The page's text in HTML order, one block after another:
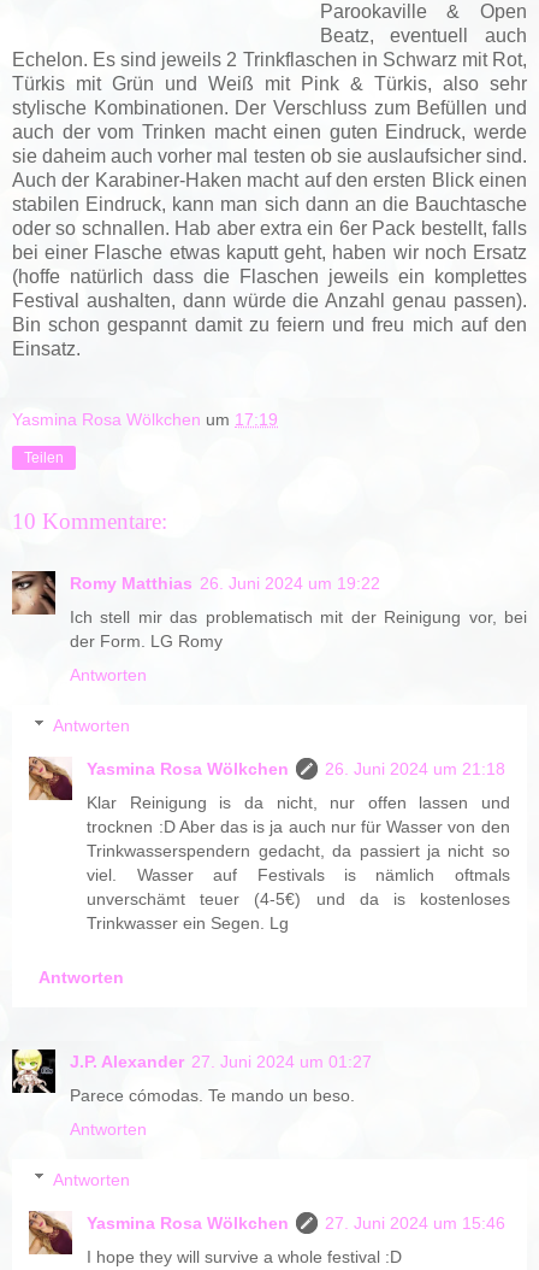
Parookaville & Open
Beatz, eventuell auch
Echelon. Es sind jeweils 2 Trinkflaschen in Schwarz mit Rot,
Türkis mit Grün und Weiß mit Pink & Türkis, also sehr
stylische Kombinationen. Der Verschluss zum Befüllen und
auch der vom Trinken macht einen guten Eindruck, werde
sie daheim auch vorher mal testen ob sie auslaufsicher sind.
Auch der Karabiner-Haken macht auf den ersten Blick einen
stabilen Eindruck, kann man sich dann an die Bauchtasche
oder so schnallen. Hab aber extra ein 6er Pack bestellt, falls
bei einer Flasche etwas kaputt geht, haben wir noch Ersatz
(hoffe natürlich dass die Flaschen jeweils ein komplettes
Festival aushalten, dann würde die Anzahl genau passen).
Bin schon gespannt damit zu feiern und freu mich auf den
Einsatz.
Yasmina Rosa Wölkchen um 17:19
Teilen
10 Kommentare:
Romy Matthias 26. Juni 2024 um 19:22
Ich stell mir das problematisch mit der Reinigung vor, bei
der Form. LG Romy
Antworten
Antworten
Yasmina Rosa Wölkchen
26. Juni 2024 um 21:18
Klar Reinigung is da nicht, nur offen lassen und
trocknen :D Aber das is ja auch nur für Wasser von den
Trinkwasserspendern gedacht, da passiert ja nicht so
viel. Wasser auf Festivals is nämlich oftmals
unverschämt teuer (4-5€) und da is kostenloses
Trinkwasser ein Segen. Lg
Antworten
J.P. Alexander 27. Juni 2024 um 01:27
Parece cómodas. Te mando un beso.
Antworten
Antworten
Yasmina Rosa Wölkchen
27. Juni 2024 um 15:46
I hope they will survive a whole festival :D